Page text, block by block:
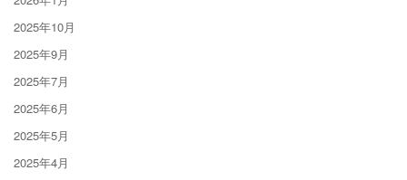
2025年10月
2025年9月
2025年7月
2025年6月
2025年5月
2025年4月